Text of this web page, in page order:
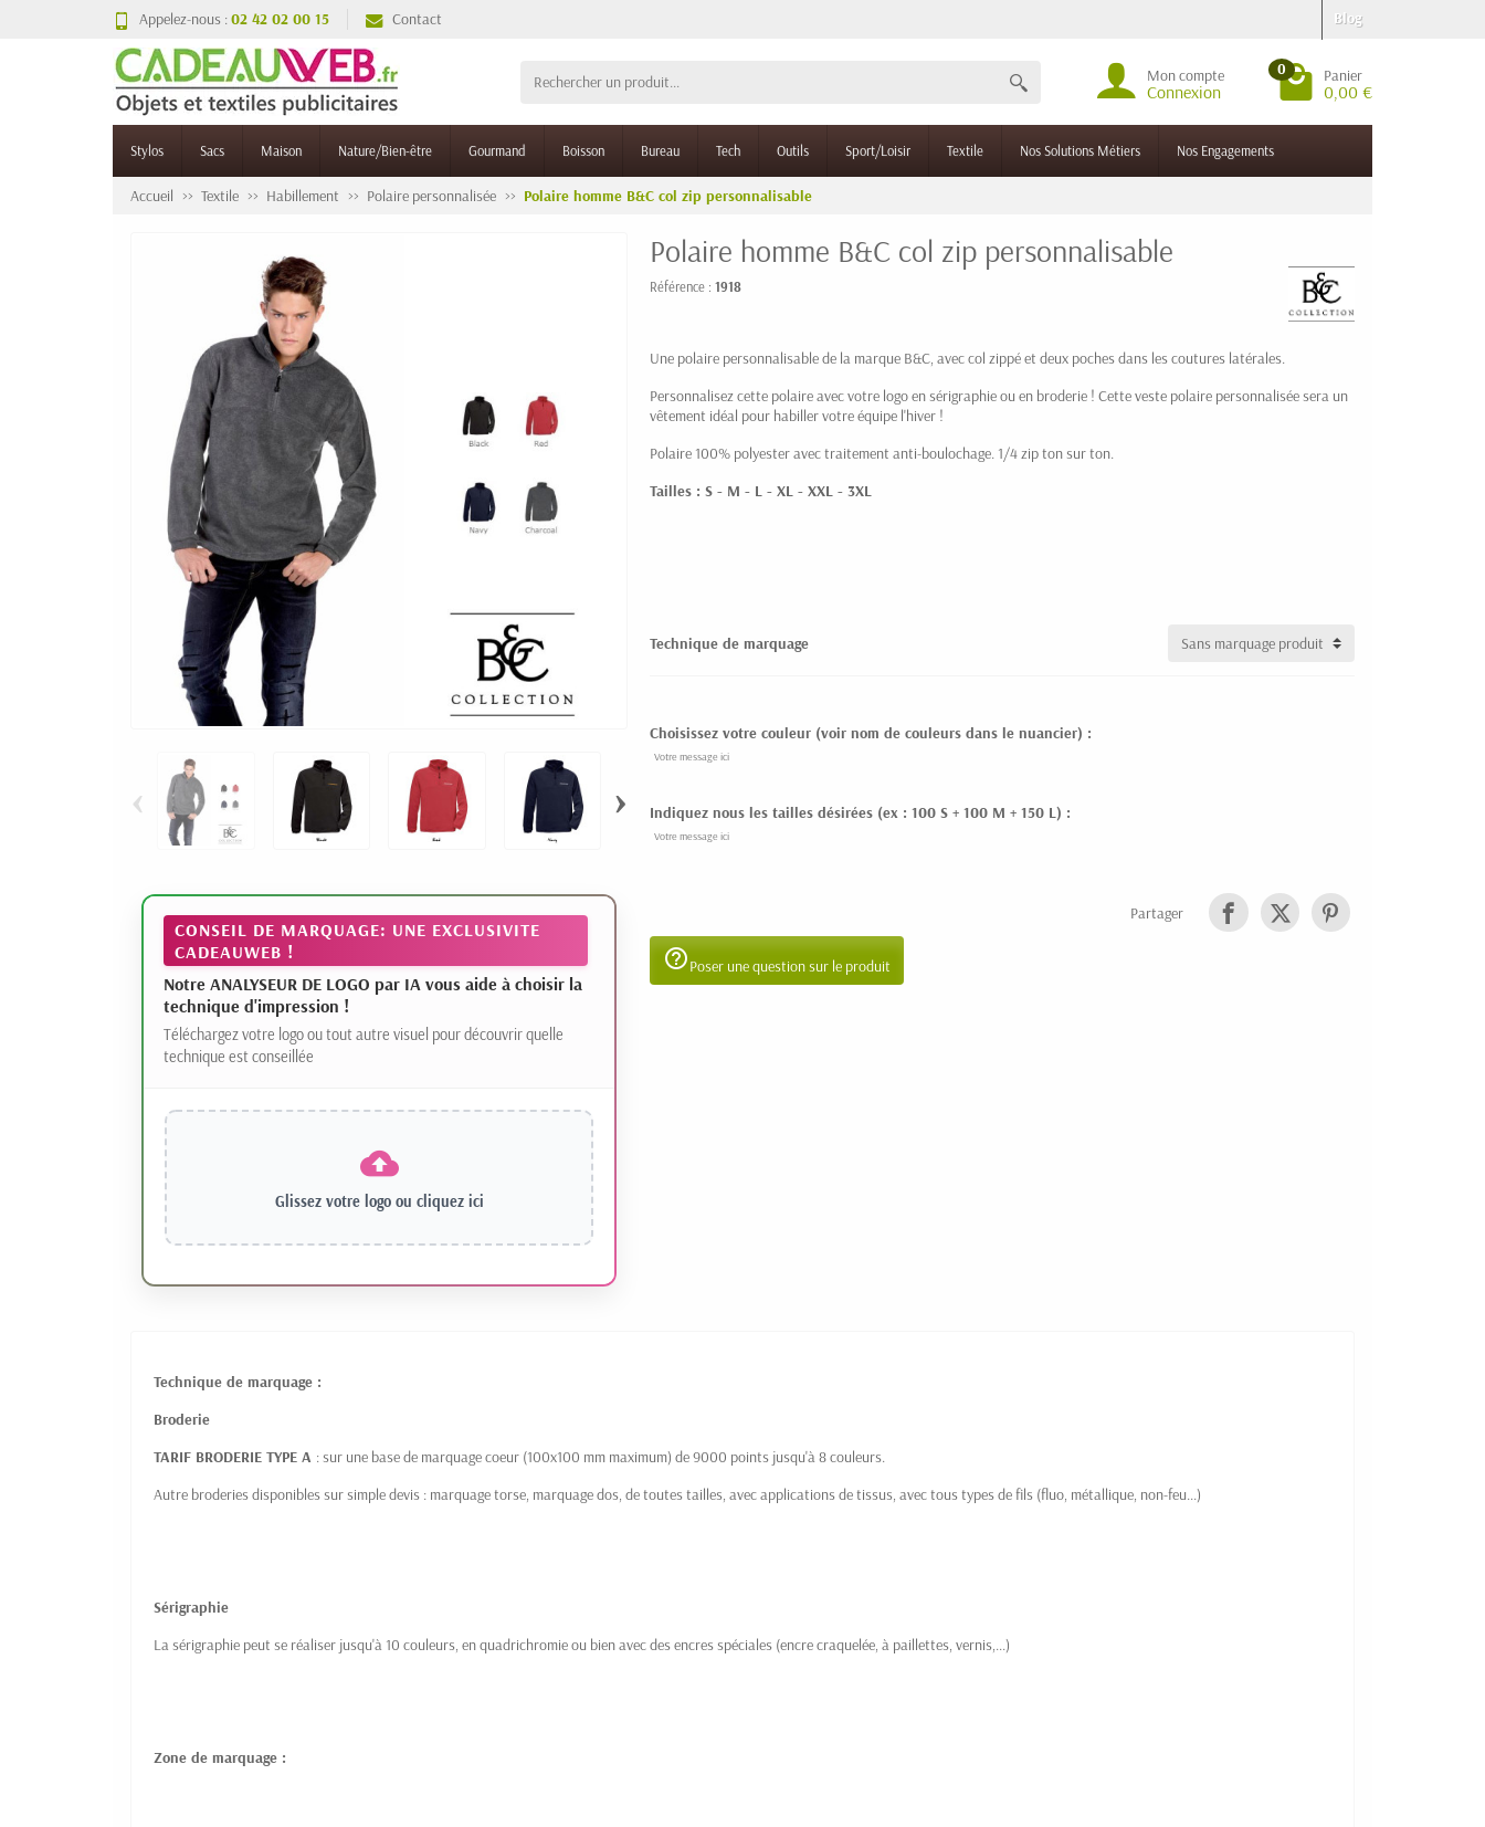
Appelez-nous :02 42 02 00 15 Contact Blog
Mon compte
Connexion
0 Panier
0,00 €
Stylos Sacs Maison Nature/Bien-être Gourmand Boisson Bureau Tech Outils Sport/Loisir Textile Nos Solutions Métiers Nos Engagements
Accueil Textile Habillement Polaire personnalisée Polaire homme B&C col zip personnalisable
‹ ›
CONSEIL DE MARQUAGE: UNE EXCLUSIVITE
CADEAUWEB !
Notre ANALYSEUR DE LOGO par IA vous aide à choisir la
technique d'impression !
Téléchargez votre logo ou tout autre visuel pour découvrir quelle
technique est conseillée
Glissez votre logo ou cliquez ici
Polaire homme B&C col zip personnalisable
Référence : 1918
Une polaire personnalisable de la marque B&C, avec col zippé et deux poches dans les coutures latérales.
Personnalisez cette polaire avec votre logo en sérigraphie ou en broderie ! Cette veste polaire personnalisée sera un
vêtement idéal pour habiller votre équipe l'hiver !
Polaire 100% polyester avec traitement anti-boulochage. 1/4 zip ton sur ton.
Tailles : S - M - L - XL - XXL - 3XL
Technique de marquage
Choisissez votre couleur (voir nom de couleurs dans le nuancier) :
Indiquez nous les tailles désirées (ex : 100 S + 100 M + 150 L) :
Partager
help_outlinePoser une question sur le produit
Technique de marquage :
Broderie
TARIF BRODERIE TYPE A : sur une base de marquage coeur (100x100 mm maximum) de 9000 points jusqu'à 8 couleurs.
Autre broderies disponibles sur simple devis : marquage torse, marquage dos, de toutes tailles, avec applications de tissus, avec tous types de fils (fluo, métallique, non-feu...)
Sérigraphie
La sérigraphie peut se réaliser jusqu'à 10 couleurs, en quadrichromie ou bien avec des encres spéciales (encre craquelée, à paillettes, vernis,...)
Zone de marquage :